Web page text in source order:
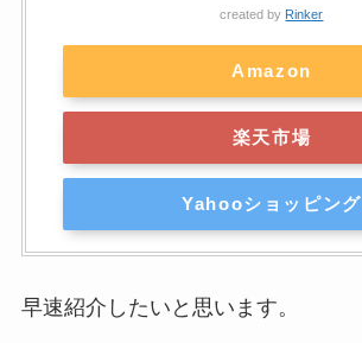
created by Rinker
Amazon
楽天市場
Yahooショッピング
早速紹介したいと思います。